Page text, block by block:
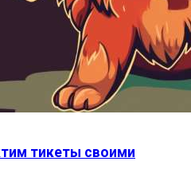
тикеты своими